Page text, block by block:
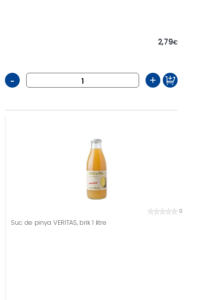
2,79€
- +
0
Suc de pinya VERITAS, brik 1 litre